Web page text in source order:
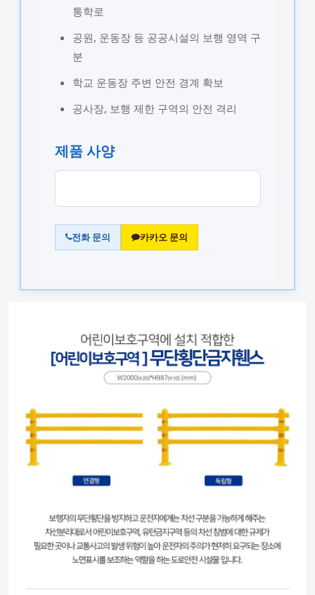
통학로
공원, 운동장 등 공공시설의 보행 영역 구
분
학교 운동장 주변 안전 경계 확보
공사장, 보행 제한 구역의 안전 격리
제품 사양
전화 문의 카카오 문의